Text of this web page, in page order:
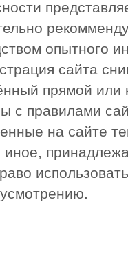
опытного
сайта
прямой или
с правилами
на сайте
иное,